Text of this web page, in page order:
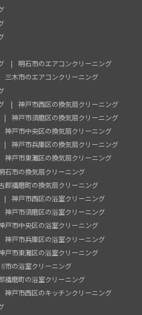
明石市のエアコンクリーニング
三木市のエアコンクリーニング
神戸市西区の換気扇クリーニング
神戸市須磨区の換気扇クリーニング
神戸市中央区の換気扇クリーニング
神戸市兵庫区の換気扇クリーニング
神戸市東灘区の換気扇クリーニング
石市の換気扇クリーニング
郡播磨町の換気扇クリーニング
神戸市西区の浴室クリーニング
神戸市須磨区の浴室クリーニング
戸市中央区の浴室クリーニング
神戸市兵庫区の浴室クリーニング
戸市東灘区の浴室クリーニング
市の浴室クリーニング
播磨町の浴室クリーニング
神戸市西区のキッチンクリーニング